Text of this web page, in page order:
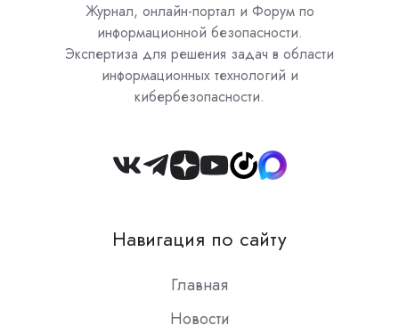
Журнал, онлайн-портал и Форум по
информационной безопасности.
Экспертиза для решения задач в области
информационных технологий и
кибербезопасности.
Join
Slack
Навигация по сайту
Главная
Новости